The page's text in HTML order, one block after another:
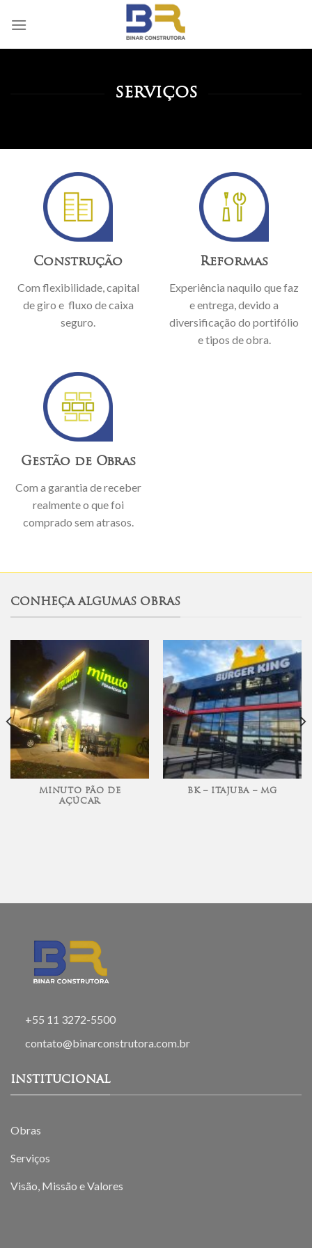
SERVIÇOS
Construção
Com flexibilidade, capital
de giro e fluxo de caixa
seguro.
Reformas
Experiência naquilo que faz
e entrega, devido a
diversificação do portifólio
e tipos de obra.
Gestão de Obras
Com a garantia de receber
realmente o que foi
comprado sem atrasos.
CONHEÇA ALGUMAS OBRAS
MINUTO PÃO DE
AÇÚCAR
BK – ITAJUBA – MG
+55 11 3272-5500
contato@binarconstrutora.com.br
INSTITUCIONAL
Obras
Serviços
Visão, Missão e Valores